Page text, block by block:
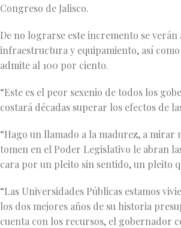
Congreso de Jalisco.
De no lograrse este incremento se
infraestructura y equipamiento, así
admite al 100 por ciento.
“Este es el peor sexenio de todos los
costará décadas superar los efectos de
“Hago un llamado a la madurez, a mirar
tomen en el Poder Legislativo le abran
cara por un pleito sin sentido, un pleito
“Las Universidades Públicas estamos
los dos mejores años de su historia
cuenta con los recursos, el gobernador